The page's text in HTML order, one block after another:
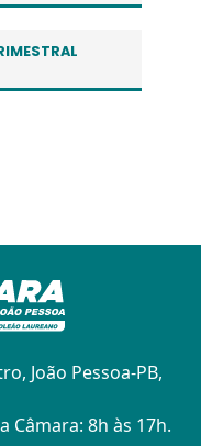
João Pessoa-PB,
8h às 17h.